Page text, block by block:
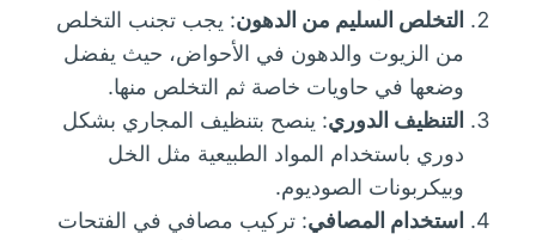
التخلص السليم من الدهون: يجب تجنب التخلص
من الزيوت والدهون في الأحواض، حيث يفضل
وضعها في حاويات خاصة ثم التخلص منها.
التنظيف الدوري: ينصح بتنظيف المجاري بشكل
دوري باستخدام المواد الطبيعية مثل الخل
وبيكربونات الصوديوم.
استخدام المصافي: تركيب مصافي في الفتحات